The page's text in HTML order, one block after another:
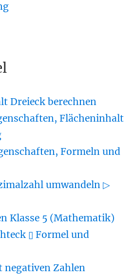
Dreieck berechnen
Flächeninhalt
Formeln und
umwandeln ▷
Klasse 5 (Mathematik)
▯ Formel und
negativen Zahlen